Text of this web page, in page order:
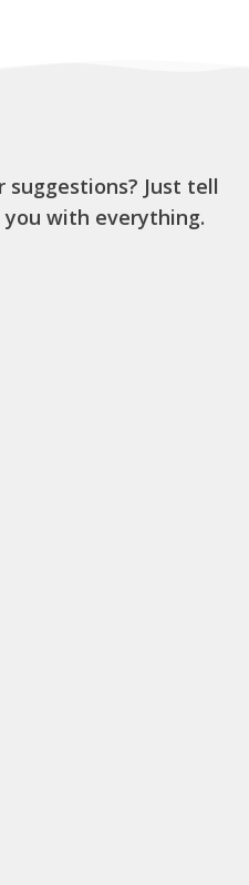
suggestions? Just tell
you with everything.